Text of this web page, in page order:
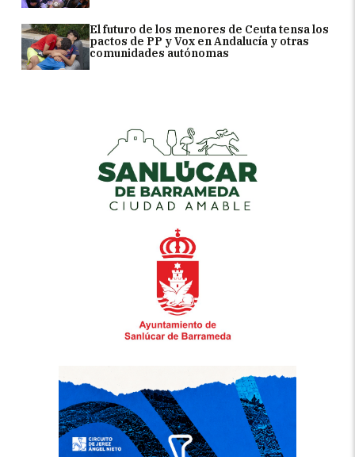
El futuro de los menores de Ceuta tensa los
pactos de PP y Vox en Andalucía y otras
comunidades autónomas